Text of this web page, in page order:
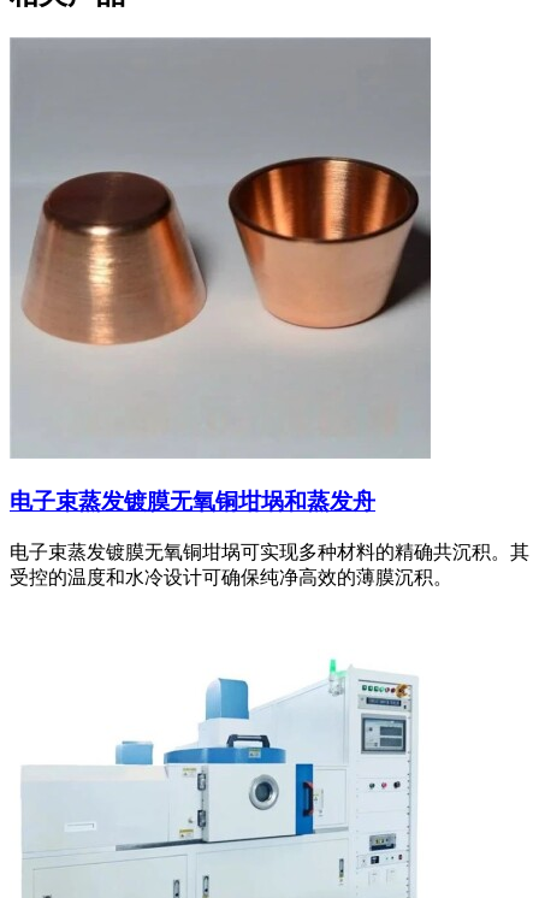
电子束蒸发镀膜无氧铜坩埚和蒸发舟
电子束蒸发镀膜无氧铜坩埚可实现多种材料的精确共沉积。其
受控的温度和水冷设计可确保纯净高效的薄膜沉积。